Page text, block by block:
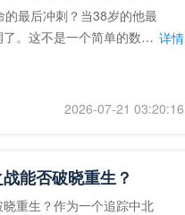
最后冲刺？当38岁的他最
。这不是一个简单的数
详情
2026-07-21 03:20:16
能否破晓重生？
重生？作为一个追踪中北